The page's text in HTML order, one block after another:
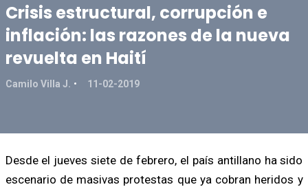
Crisis estructural, corrupción e
inflación: las razones de la nueva
revuelta en Haití
Camilo Villa J. 11-02-2019
Desde el jueves siete de febrero, el país antillano ha sido
escenario de masivas protestas que ya cobran heridos y